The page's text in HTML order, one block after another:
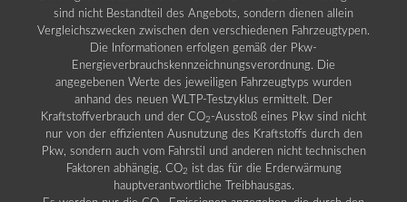
sind nicht Bestandteil des Angebots, sondern dienen allein
Vergleichszwecken zwischen den verschiedenen Fahrzeugtypen.
Die Informationen erfolgen gemäß der Pkw-
Energieverbrauchskennzeichnungsverordnung. Die
angegebenen Werte des jeweiligen Fahrzeugtyps wurden
anhand des neuen WLTP-Testzyklus ermittelt. Der
Kraftstoffverbrauch und der CO2 -Ausstoß eines Pkw sind nicht
nur von der effizienten Ausnutzung des Kraftstoffs durch den
Pkw, sondern auch vom Fahrstil und anderen nicht technischen
Faktoren abhängig. CO2 ist das für die Erderwärmung
hauptverantwortliche Treibhausgas.